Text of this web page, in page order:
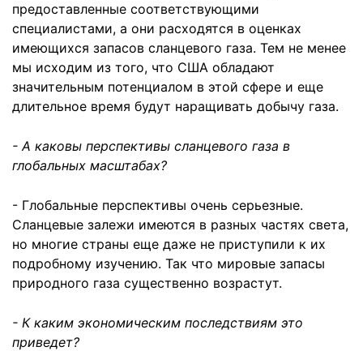
предоставленные соответствующими
специалистами, а они расходятся в оценках
имеющихся запасов сланцевого газа. Тем не менее
мы исходим из того, что США обладают
значительным потенциалом в этой сфере и еще
длительное время будут наращивать добычу газа.
- А каковы перспективы сланцевого газа в
глобальных масштабах?
- Глобальные перспективы очень серьезные.
Сланцевые залежи имеются в разных частях света,
но многие страны еще даже не приступили к их
подробному изучению. Так что мировые запасы
природного газа существенно возрастут.
- К каким экономическим последствиям это
приведет?